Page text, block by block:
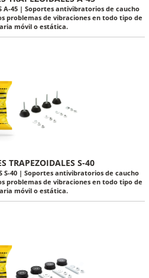
A-45 | Soportes antivibratorios de caucho
problemas de vibraciones en todo tipo de
móvil o estática.
TRAPEZOIDALES S-40
S-40 | Soportes antivibratorios de caucho
problemas de vibraciones en todo tipo de
móvil o estática.